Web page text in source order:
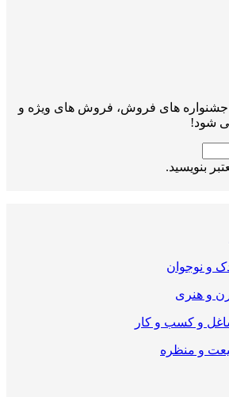
جشنواره های فروش، فروش های ویژه و
شود!
بنویسید.
و نوجوان
و هنری
و کسب و کار
و منظره